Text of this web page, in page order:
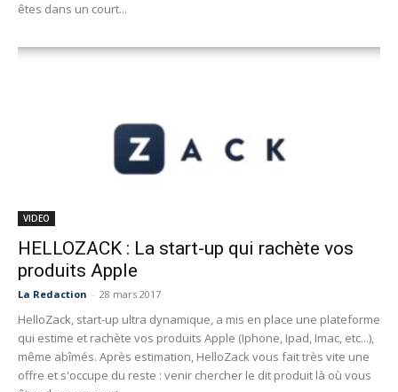
êtes dans un court...
VIDEO
HELLOZACK : La start-up qui rachète vos
produits Apple
La Redaction - 28 mars 2017
HelloZack, start-up ultra dynamique, a mis en place une plateforme
qui estime et rachète vos produits Apple (Iphone, Ipad, Imac, etc...),
même abîmés. Après estimation, HelloZack vous fait très vite une
offre et s'occupe du reste : venir chercher le dit produit là où vous